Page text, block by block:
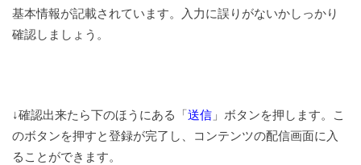
基本情報が記載されています。入力に誤りがないかしっかり
確認しましょう。
↓確認出来たら下のほうにある「送信 」ボタンを押します。こ
のボタンを押すと登録が完了し、コンテンツの配信画面に入
ることができます。